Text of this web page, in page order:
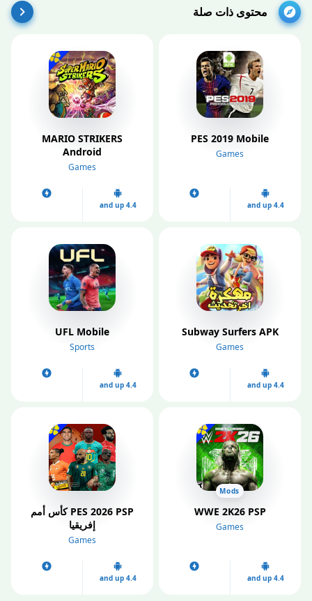
محتوى ذات صلة
PES 2019 Mobile
Games
4.4 and up
MARIO STRIKERS
Android
Games
4.4 and up
Subway Surfers APK
Games
4.4 and up
UFL Mobile
Sports
4.4 and up
Mods
WWE 2K26 PSP
Games
4.4 and up
PES 2026 PSP كأس أمم
إفريقيا
Games
4.4 and up